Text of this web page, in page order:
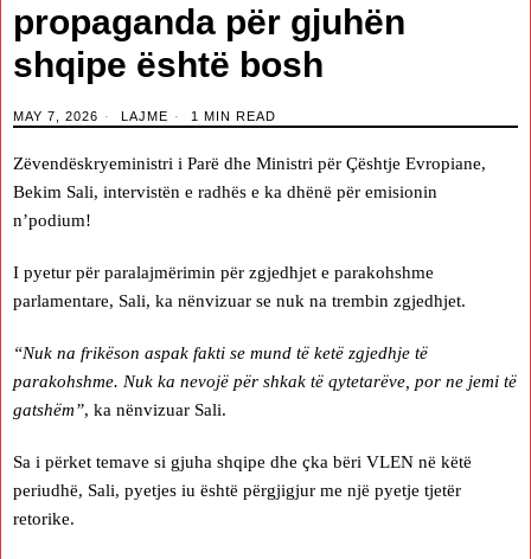
propaganda për gjuhën
shqipe është bosh
MAY 7, 2026 LAJME 1 MIN READ
Zëvendëskryeministri i Parë dhe Ministri për Çështje Evropiane,
Bekim Sali, intervistën e radhës e ka dhënë për emisionin
n’podium!
I pyetur për paralajmërimin për zgjedhjet e parakohshme
parlamentare, Sali, ka nënvizuar se nuk na trembin zgjedhjet.
“Nuk na frikëson aspak fakti se mund të ketë zgjedhje të
parakohshme. Nuk ka nevojë për shkak të qytetarëve, por ne jemi të
gatshëm”, ka nënvizuar Sali.
Sa i përket temave si gjuha shqipe dhe çka bëri VLEN në këtë
periudhë, Sali, pyetjes iu është përgjigjur me një pyetje tjetër
retorike.